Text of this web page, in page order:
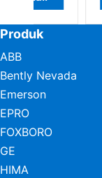
Produk
ABB
Bently Nevada
Emerson
EPRO
FOXBORO
GE
HIMA